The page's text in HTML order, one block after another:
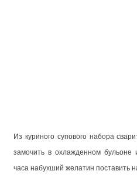
Из куриного супового набора
замочить в охлажденном бульоне
часа набухший желатин поставить